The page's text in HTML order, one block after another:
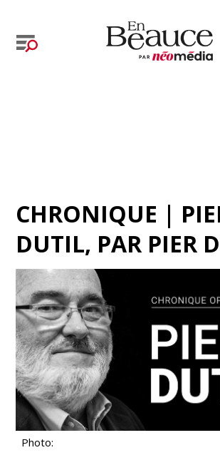
CHRONIQUE |
DUTIL, PAR PIER
Photo: